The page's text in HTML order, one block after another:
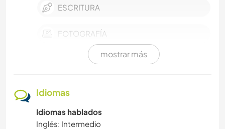
ESCRITURA
FOTOGRAFÍA
BAILE
mostrar más
Idiomas
Idiomas hablados
Inglés: Intermedio